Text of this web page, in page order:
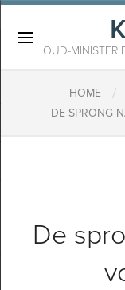
OUD-MINISTER
HOME /
DE SPRONG
De